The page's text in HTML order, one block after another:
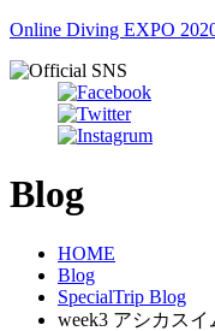
Online Diving EXPO
Blog
HOME
Blog
SpecialTrip Blog
week3 アシカスイ